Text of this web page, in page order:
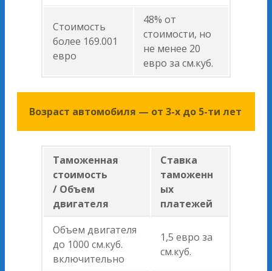
Стоимость
более 169.001
евро
48% от
стоимости, но
не менее 20
евро за см.куб.
Возраст автомобиля — от 3-х до 5-ти лет
Таможенная
стоимость
/ Объем
двигателя
Ставка
таможенн
ых
платежей
Объем двигателя
до 1000 см.куб.
включительно
1,5 евро за
см.куб.